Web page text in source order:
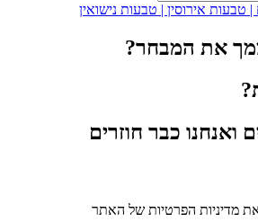
את המבחר?
ואנחנו כבר חוזרים
מדיניות הפרטיות של האתר